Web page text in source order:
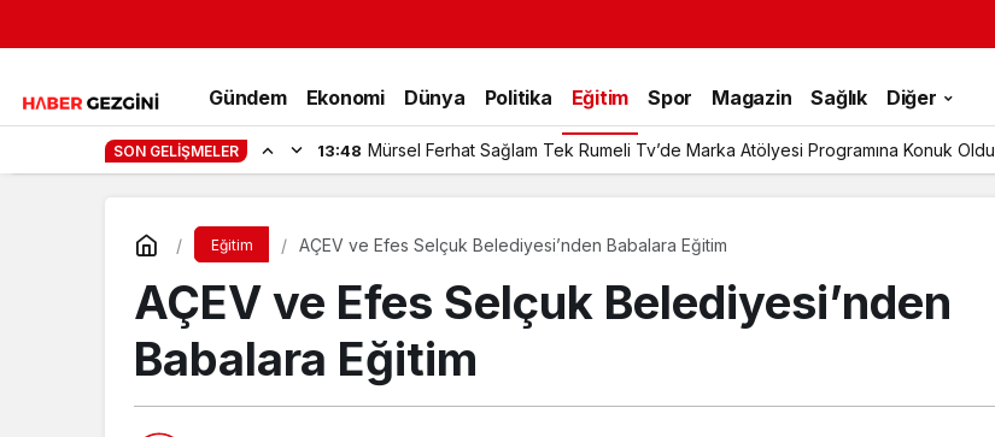
Gündem Ekonomi Dünya Politika Eğitim Spor Magazin Sağlık Diğer
SON GELIŞMELER 13:48 Mürsel Ferhat Sağlam Tek Rumeli Tv’de Marka Atölyesi Programına Konuk Oldu
Eğitim AÇEV ve Efes Selçuk Belediyesi’nden Babalara Eğitim
AÇEV ve Efes Selçuk Belediyesi’nden
Babalara Eğitim